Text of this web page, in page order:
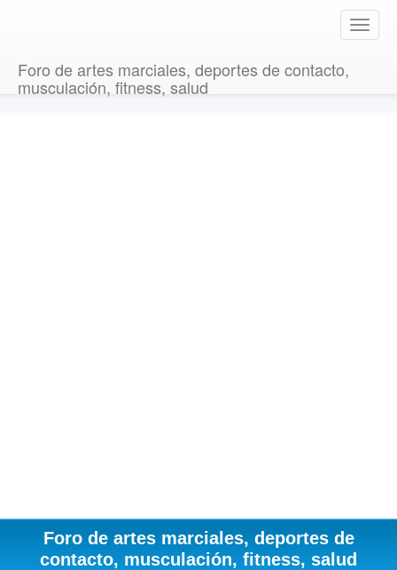
T
o
Foro de artes marciales, deportes de contacto,
musculación, fitness, salud
Foro de artes marciales, deportes de
contacto, musculación, fitness, salud